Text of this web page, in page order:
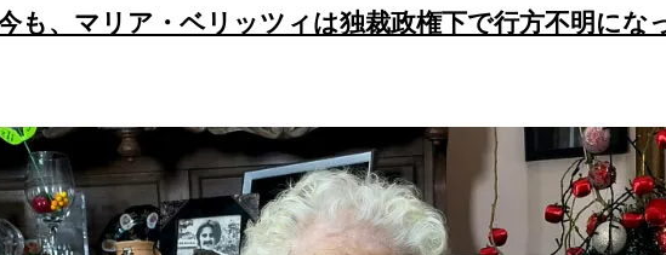
も、マリア・ベリッツィは独裁政権下で行方不明にな